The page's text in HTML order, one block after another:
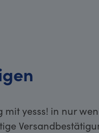
mit yesss! in nur